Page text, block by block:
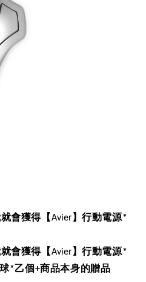
會獲得【Avier】行動電源*
會獲得【Avier】行動電源*
*乙個+商品本身的贈品